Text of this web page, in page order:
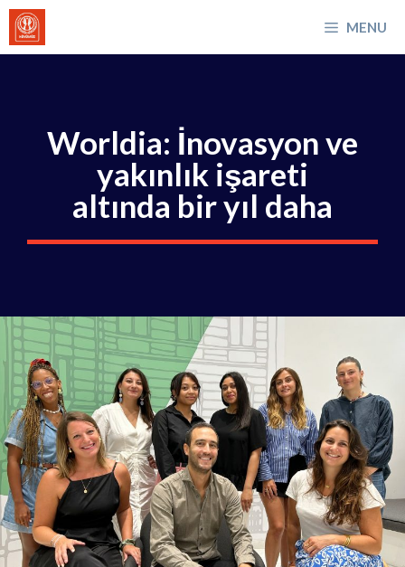
İçeriğe
atla
MENU
Worldia: İnovasyon ve
yakınlık işareti
altında bir yıl daha